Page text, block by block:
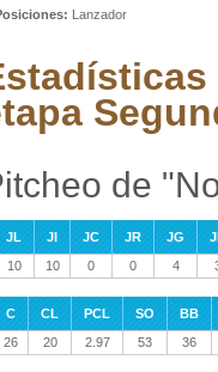
Lanzador
de
JL JI JC JR JG
10
10 0 0 4
C CL PCL SO
BB
26
20 2.97 53 36